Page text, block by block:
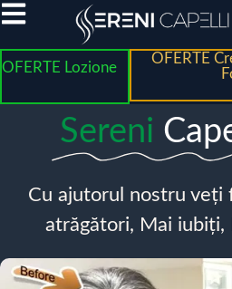
OFERTE Lozione
OFERTE
Sereni
Cu ajutorul nostru veți
atrăgători, Mai iubiți,